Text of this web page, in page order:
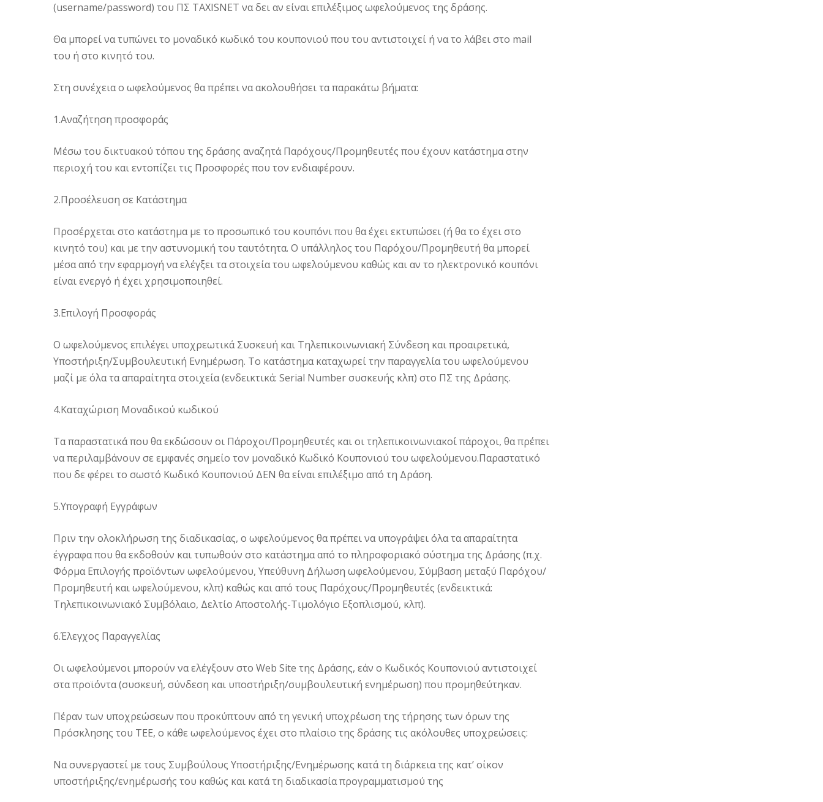
(username/password) του ΠΣ TAXISNET να δει αν είναι επιλέξιμος ωφελούμενος της δράσης.
Θα μπορεί να τυπώνει το μοναδικό κωδικό του κουπονιού που του αντιστοιχεί ή να το λάβει στο mail
του ή στο κινητό του.
Στη συνέχεια ο ωφελούμενος θα πρέπει να ακολουθήσει τα παρακάτω βήματα:
1.Αναζήτηση προσφοράς
Μέσω του δικτυακού τόπου της δράσης αναζητά Παρόχους/Προμηθευτές που έχουν κατάστημα στην
περιοχή του και εντοπίζει τις Προσφορές που τον ενδιαφέρουν.
2.Προσέλευση σε Κατάστημα
Προσέρχεται στο κατάστημα με το προσωπικό του κουπόνι που θα έχει εκτυπώσει (ή θα το έχει στο
κινητό του) και με την αστυνομική του ταυτότητα. Ο υπάλληλος του Παρόχου/Προμηθευτή θα μπορεί
μέσα από την εφαρμογή να ελέγξει τα στοιχεία του ωφελούμενου καθώς και αν το ηλεκτρονικό κουπόνι
είναι ενεργό ή έχει χρησιμοποιηθεί.
3.Επιλογή Προσφοράς
Ο ωφελούμενος επιλέγει υποχρεωτικά Συσκευή και Τηλεπικοινωνιακή Σύνδεση και προαιρετικά,
Υποστήριξη/Συμβουλευτική Ενημέρωση. Το κατάστημα καταχωρεί την παραγγελία του ωφελούμενου
μαζί με όλα τα απαραίτητα στοιχεία (ενδεικτικά: Serial Number συσκευής κλπ) στο ΠΣ της Δράσης.
4.Καταχώριση Μοναδικού κωδικού
Τα παραστατικά που θα εκδώσουν οι Πάροχοι/Προμηθευτές και οι τηλεπικοινωνιακοί πάροχοι, θα πρέπει
να περιλαμβάνουν σε εμφανές σημείο τον μοναδικό Κωδικό Κουπονιού του ωφελούμενου.Παραστατικό
που δε φέρει το σωστό Κωδικό Κουπονιού ΔΕΝ θα είναι επιλέξιμο από τη Δράση.
5.Υπογραφή Εγγράφων
Πριν την ολοκλήρωση της διαδικασίας, ο ωφελούμενος θα πρέπει να υπογράψει όλα τα απαραίτητα
έγγραφα που θα εκδοθούν και τυπωθούν στο κατάστημα από το πληροφοριακό σύστημα της Δράσης (π.χ.
Φόρμα Επιλογής προϊόντων ωφελούμενου, Υπεύθυνη Δήλωση ωφελούμενου, Σύμβαση μεταξύ Παρόχου/
Προμηθευτή και ωφελούμενου, κλπ) καθώς και από τους Παρόχους/Προμηθευτές (ενδεικτικά:
Τηλεπικοινωνιακό Συμβόλαιο, Δελτίο Αποστολής-Τιμολόγιο Εξοπλισμού, κλπ).
6.Έλεγχος Παραγγελίας
Οι ωφελούμενοι μπορούν να ελέγξουν στο Web Site της Δράσης, εάν ο Κωδικός Κουπονιού αντιστοιχεί
στα προϊόντα (συσκευή, σύνδεση και υποστήριξη/συμβουλευτική ενημέρωση) που προμηθεύτηκαν.
Πέραν των υποχρεώσεων που προκύπτουν από τη γενική υποχρέωση της τήρησης των όρων της
Πρόσκλησης του ΤΕΕ, ο κάθε ωφελούμενος έχει στο πλαίσιο της δράσης τις ακόλουθες υποχρεώσεις:
Να συνεργαστεί με τους Συμβούλους Υποστήριξης/Ενημέρωσης κατά τη διάρκεια της κατ’ οίκον
υποστήριξης/ενημέρωσής του καθώς και κατά τη διαδικασία προγραμματισμού της